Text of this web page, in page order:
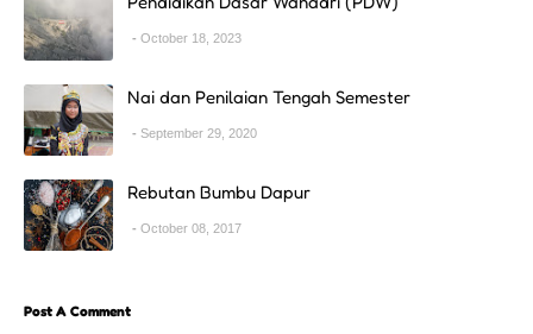
October 18, 2023
Nai dan Penilaian Tengah Semester
September 29, 2020
Rebutan Bumbu Dapur
October 08, 2017
Post A Comment